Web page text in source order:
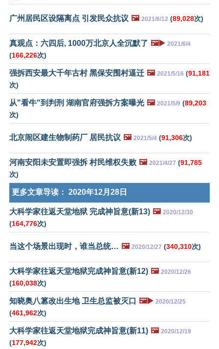
广州居民区设隔离点 引发民众抗议 🖼️ 2021/6/12 (89,028次)
真观点：六四后, 1000万北京人全沉默了 🖼️▶️ 2021/6/4
(166,226次)
强拆西安最大千年古村 黑保安围村逼迁 🖼️ 2021/5/16 (91,181
次)
从"看牛"到判刑 湖南官府强拆方案曝光 🖼️ 2021/5/9 (89,203
次)
北京闹区建生物制药厂 居民抗议 🖼️ 2021/5/4 (91,306次)
河南安阳未安置即强拆 村民维权失败 🖼️ 2021/4/27 (91,785
次)
更多文章导读： 2020年12月28日
大科学家往返天堂地狱 完成神旨意(新13) 🖼️ 2020/12/30
(164,776次)
当这个场景出现时，谁当总统… 🖼️ 2020/12/27 (340,310次)
大科学家往返天堂地狱完成神旨意(新12) 🖼️ 2020/12/26
(160,038次)
知晓奥八篡改出生地 卫生总监被灭口 🖼️▶️ 2020/12/25
(461,962次)
大科学家往返天堂地狱完成神旨意(新11) 🖼️ 2020/12/19
(177,942次)